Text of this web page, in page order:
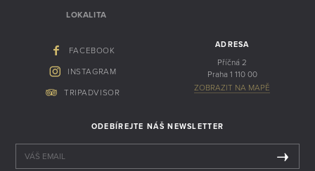
LOKALITA
FACEBOOK
INSTAGRAM
TRIPADVISOR
ADRESA
Příčná 2
Praha 1 110 00
ZOBRAZIT NA MAPĚ
ODEBÍREJTE NÁŠ NEWSLETTER